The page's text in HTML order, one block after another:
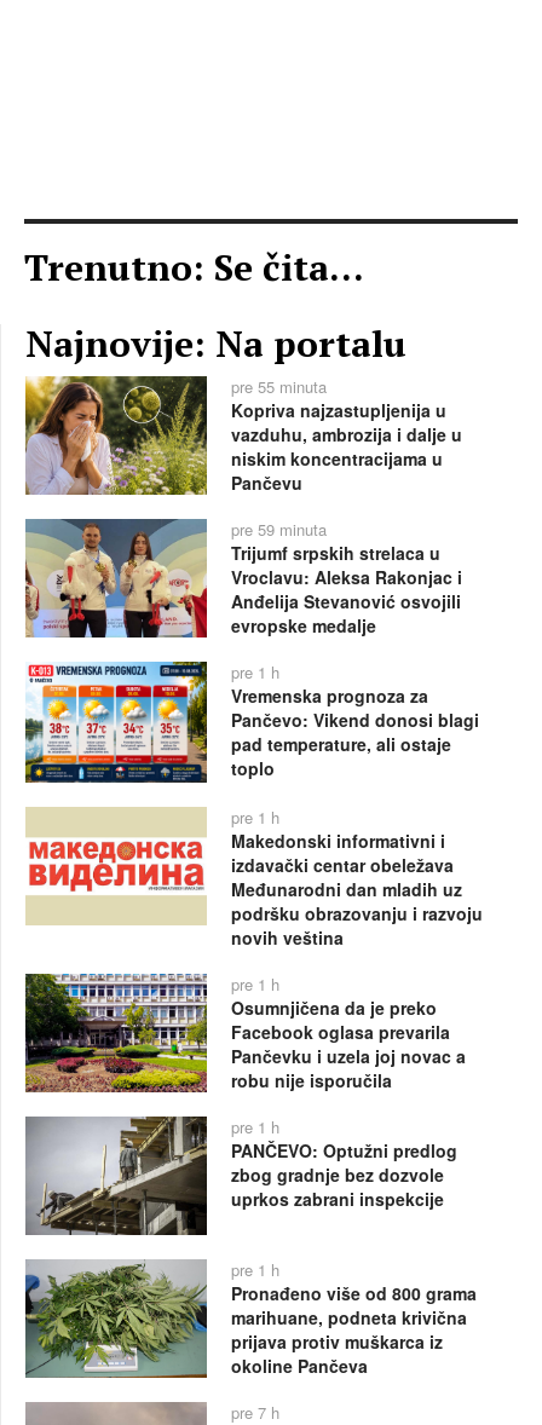
Trenutno: Se čita...
Najnovije: Na portalu
pre 55 minuta
Kopriva najzastupljenija u
vazduhu, ambrozija i dalje u
niskim koncentracijama u
Pančevu
pre 59 minuta
Trijumf srpskih strelaca u
Vroclavu: Aleksa Rakonjac i
Anđelija Stevanović osvojili
evropske medalje
pre 1 h
Vremenska prognoza za
Pančevo: Vikend donosi blagi
pad temperature, ali ostaje
toplo
pre 1 h
Makedonski informativni i
izdavački centar obeležava
Međunarodni dan mladih uz
podršku obrazovanju i razvoju
novih veština
pre 1 h
Osumnjičena da je preko
Facebook oglasa prevarila
Pančevku i uzela joj novac a
robu nije isporučila
pre 1 h
PANČEVO: Optužni predlog
zbog gradnje bez dozvole
uprkos zabrani inspekcije
pre 1 h
Pronađeno više od 800 grama
marihuane, podneta krivična
prijava protiv muškarca iz
okoline Pančeva
pre 7 h